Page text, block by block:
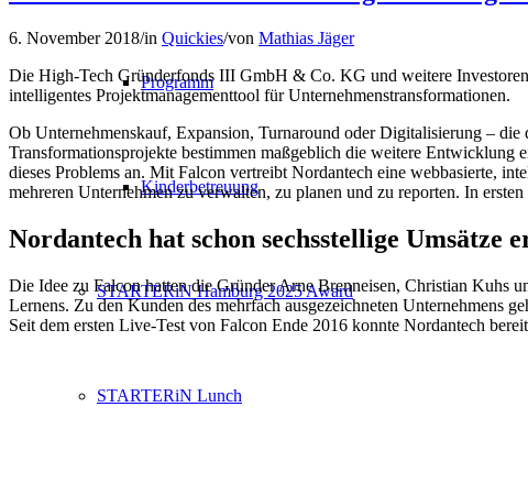
Programm
Kinderbetreuung
STARTERiN Hamburg 2025 Award
STARTERiN Lunch
6. November 2018/in Quickies/von Mathias Jäger
Die High-Tech Gründerfonds III GmbH & Co. KG und weitere
intelligentes Projektmanagementtool für Unternehmenstransformationen.
Ob Unternehmenskauf, Expansion, Turnaround oder Digitalisierung – die
Transformationsprojekte bestimmen maßgeblich die weitere Entwicklung
dieses Problems an. Mit Falcon vertreibt Nordantech eine webbasierte,
mehreren Unternehmen zu verwalten, zu planen und zu reporten. In
Nordantech hat schon sechsstellige Umsätze
Die Idee zu Falcon hatten die Gründer Arne Brenneisen, Christian Kuhs
Lernens. Zu den Kunden des mehrfach ausgezeichneten Unternehmens
Seit dem ersten Live-Test von Falcon Ende 2016 konnte Nordantech